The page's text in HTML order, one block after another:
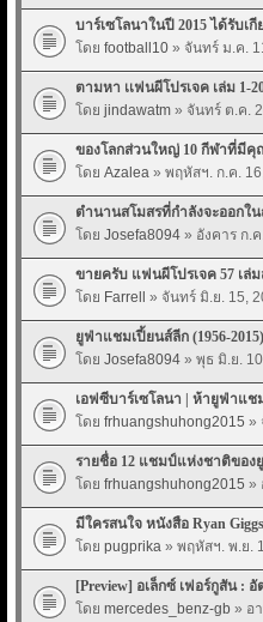
บาร์เซโลนาในปี 2015 ได้รับเ
โดย football10 » จันทร์ ม.ค.
ตามหา เเฟนผีโปรเจค เล่ม 1-
โดย jindawatm » จันทร์ ต.ค.
ของโลกส่วนใหญ่ 10 กีฬาที่มีคุ
โดย Azalea » พฤหัสฯ. ก.ค.
ตำนานสโมสรที่กำลังจะออกใ
โดย Josefa8094 » อังคาร ก.
ขายครับ แฟนผีโปรเจค 57 เล่
โดย Farrell » จันทร์ มิ.ย. 15,
ยูฟ่าแชมเปี้ยนส์ลีก (1956-2015)
โดย Josefa8094 » พุธ มิ.ย.
เอฟซีบาร์เซโลนา | ห้ายูฟ่าแช
โดย frhuangshuhong2015 »
รายชื่อ 12 แชมป์แห่งชาติของ
โดย frhuangshuhong2015 »
มีใครสนใจ หนังสือ Ryan
โดย pugprika » พฤหัสฯ. พ.ย.
[Preview] อเล็กซ์ เฟอร์กูสัน :
โดย mercedes_benz-gb » อ